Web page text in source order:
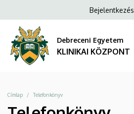
Telefonkönyv
KLINIKAI
KÖZPONT
a
tartalomra
Anonim
fiók
menüje
Bejelentkezés
Debreceni Egyetem
KLINIKAI KÖZPONT
Morzsa
Címlap Telefonkönyv